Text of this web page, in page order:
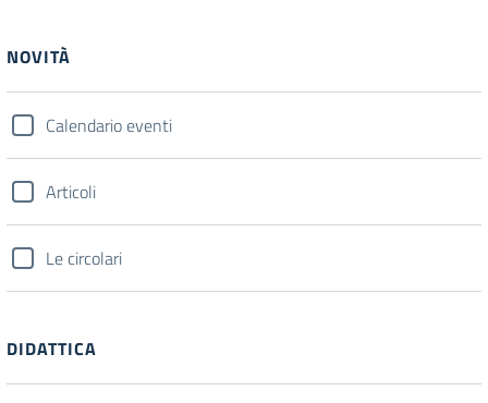
NOVITÀ
Calendario eventi
Articoli
Le circolari
DIDATTICA